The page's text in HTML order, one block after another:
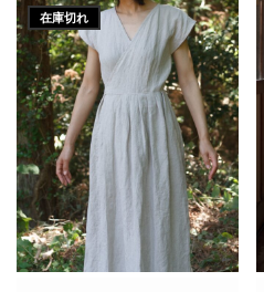
在庫切れ